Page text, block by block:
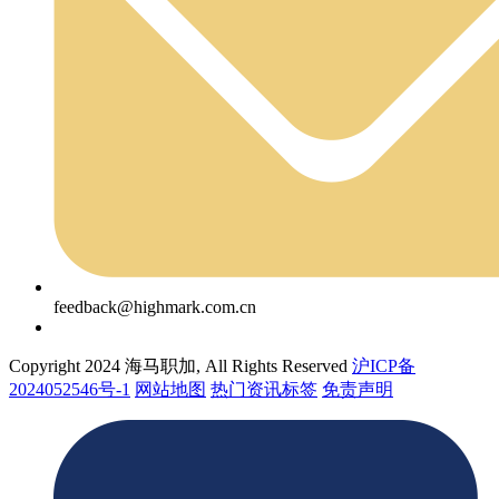
feedback@highmark.com.cn
Copyright 2024 海马职加, All Rights Reserved 沪ICP备
2024052546号-1 网站地图 热门资讯标签 免责声明